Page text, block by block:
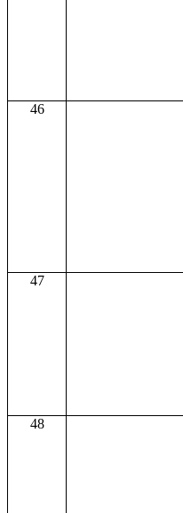
46
47
48